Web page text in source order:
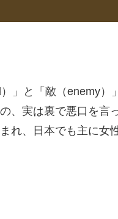
」と「敵（enemy）
、実は裏で悪口を言
れ、日本でも主に女